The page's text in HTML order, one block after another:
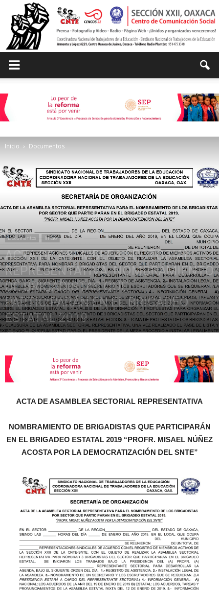
de
Social
de
la
XXII
Inicio Documentos
Documentos Inicio
ACTA DE ASAMBLEA SECTORIAL
REPRESENTATIVA, NOMBRAMIENTO
DE BRIGADISTAS QUE
PARTICIPARÁN EN EL BRIGADEO
ESTATAL 2019
enero 20, 2019 2552
ACTA DE ASAMBLEA SECTORIAL REPRESENTATIVA
NOMBRAMIENTO DE BRIGADISTAS QUE PARTICIPARÁN
EN EL BRIGADEO ESTATAL 2019 “PROFR. MISAEL NÚÑEZ
ACOSTA POR LA DEMOCRATIZACIÓN DEL SNTE”